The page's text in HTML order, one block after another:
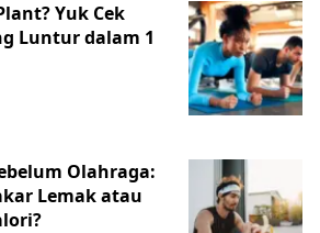
Yuk Cek
Luntur dalam 1
Olahraga:
Lemak atau